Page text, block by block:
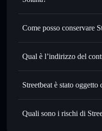
prezzo desiderato di
Usare il DCA— applica
collegare pubblicamente
capitalizzazione di
Conservare in modo
Come posso conservare
Qual è l’indirizzo del
Streetbeat è stato
Streetbeat non
Quali sono i rischi di